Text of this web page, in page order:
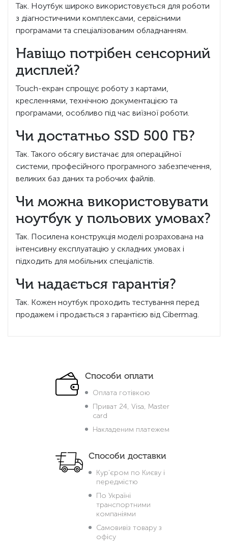
Так. Ноутбук широко використовується для роботи
з діагностичними комплексами, сервісними
програмами та спеціалізованим обладнанням.
Навіщо потрібен сенсорний
дисплей?
Touch-екран спрощує роботу з картами,
кресленнями, технічною документацією та
програмами, особливо під час виїзної роботи.
Чи достатньо SSD 500 ГБ?
Так. Такого обсягу вистачає для операційної
системи, професійного програмного забезпечення,
великих баз даних та робочих файлів.
Чи можна використовувати
ноутбук у польових умовах?
Так. Посилена конструкція моделі розрахована на
інтенсивну експлуатацію у складних умовах і
підходить для мобільних спеціалістів.
Чи надається гарантія?
Так. Кожен ноутбук проходить тестування перед
продажем і продається з гарантією від Cibermag.
Способи оплати
Оплата готівкою
Приват 24, Visa, Master
card
Накладеним платежем
Способи доставки
Кур'єром по Києву і
передмістю
По Україні
транспортними
компаніями
Самовивіз товару з
офісу